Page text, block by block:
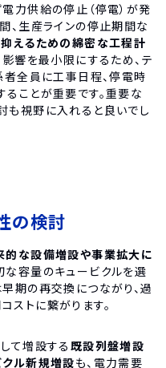
力供給の停止（停電）が発
、生産ラインの停止期間な
えるための綿密な工程計
影響を最小限にするため、テ
者全員に工事日程、停電時
ことが重要です。重要な
も視野に入れると良いでし
の検討
的な設備増設や事業拡大に
な容量のキュービクルを選
期の再交換につながり、過
トに繋がります。
て増設する 既設列盤増設
クル新規増設も、電力需要